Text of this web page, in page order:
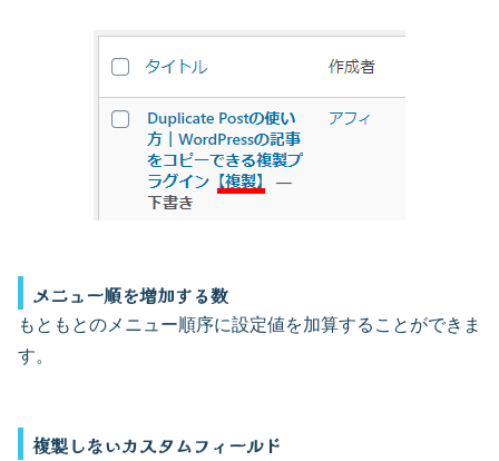
メニュー順を増加する数
もともとのメニュー順序に設定値を加算することができま
す。
複製しないカスタムフィールド